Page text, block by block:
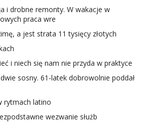
i drobne remonty. W wakacje w
praca wre
a jest strata 11 tysięcy złotych
i niech się nam nie przyda w praktyce
sosny. 61-latek dobrowolnie poddał
rytmach latino
wezwanie służb